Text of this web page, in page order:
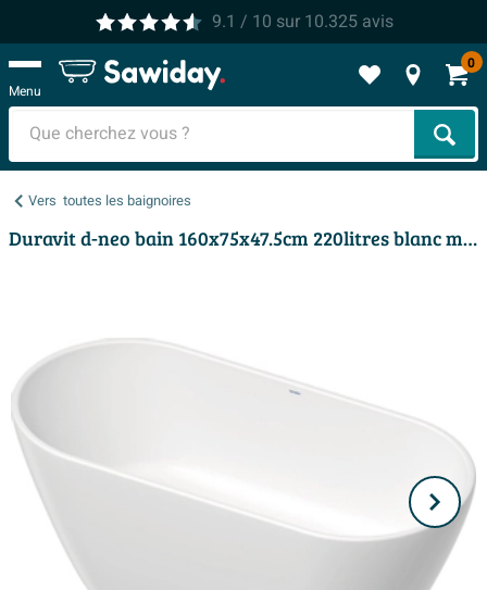
9.1 / 10 sur 10.325avis
Menu
0
Vers toutes les baignoires
Duravit d-neo bain 160x75x47.5cm 220litres blanc mat